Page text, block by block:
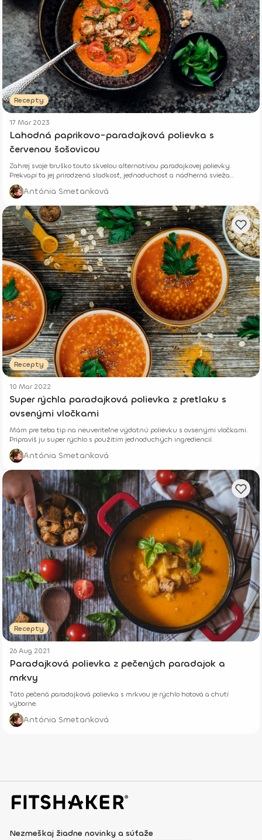
Recepty
17 Mar 2023
Lahodná paprikovo-paradajková polievka s
červenou šošovicou
Zahrej svoje bruško touto skvelou alternatívou paradajkovej polievky.
Prekvapí ťa jej prirodzená sladkosť, jednoduchosť a nádherná svieža
oranžová farba.
Antónia Smetanková
Recepty
10 Mar 2022
Super rýchla paradajková polievka z pretlaku s
ovsenými vločkami
Mám pre teba tip na neuveriteľne výdatnú polievku s ovsenými vločkami.
Pripravíš ju super rýchlo s použitím jednoduchých ingrediencií.
Antónia Smetanková
Recepty
26 Aug 2021
Paradajková polievka z pečených paradajok a
mrkvy
Táto pečená paradajková polievka s mrkvou je rýchlo hotová a chutí
výborne.
Antónia Smetanková
Nezmeškaj žiadne novinky a súťaže